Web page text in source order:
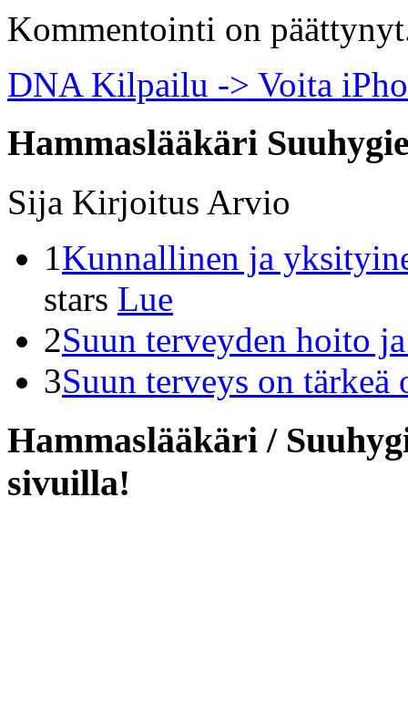
Kommentointi on
DNA Kilpailu -> Voita
Hammaslääkäri
Sija Kirjoitus Arvio
1Kunnallinen ja
stars Lue
2Suun terveyden hoito
3Suun terveys on tärkeä
Hammaslääkäri /
sivuilla!